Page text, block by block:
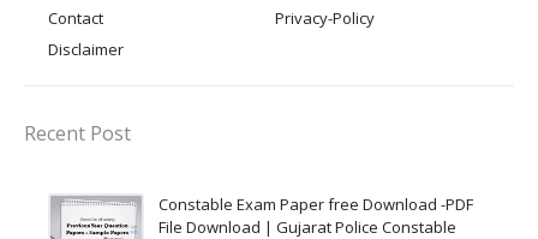
Contact
Privacy-Policy
Disclaimer
Recent Post
Constable Exam Paper free Download -PDF
File Download | Gujarat Police Constable